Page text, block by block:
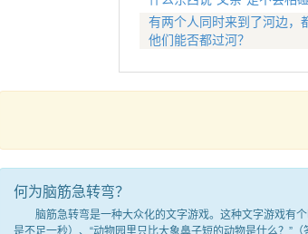
有两个人同时来到了河边，
他们能否都过河？
何为脑筋急转弯？
脑筋急转弯是一种大众化的文字游戏。这种文字游戏有个
是不足一秒）、“动物园里只比大象鼻子短的动物是什么？”（